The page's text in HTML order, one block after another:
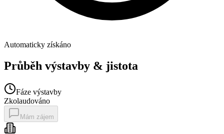
Automaticky získáno
Průběh výstavby & jistota
Fáze výstavby
Zkolaudováno
Mám zájem